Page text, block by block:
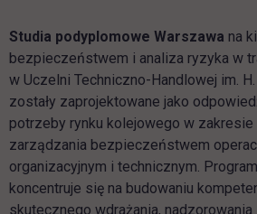
Studia podyplomowe Warszawa na
bezpieczeństwem i analiza ryzyka w
w Uczelni Techniczno-Handlowej im.
zostały zaprojektowane jako
potrzeby rynku kolejowego w
zarządzania bezpieczeństwem
organizacyjnym i technicznym.
koncentruje się na budowaniu
skutecznego wdrażania,